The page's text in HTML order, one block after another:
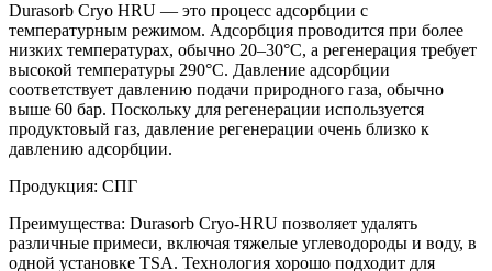
Durasorb Cryo HRU — это процесс адсорбции с
температурным режимом. Адсорбция проводится при более
низких температурах, обычно 20–30°C, а регенерация требует
высокой температуры 290°C. Давление адсорбции
соответствует давлению подачи природного газа, обычно
выше 60 бар. Поскольку для регенерации используется
продуктовый газ, давление регенерации очень близко к
давлению адсорбции.
Продукция: СПГ
Преимущества: Durasorb Cryo-HRU позволяет удалять
различные примеси, включая тяжелые углеводороды и воду, в
одной установке TSA. Технология хорошо подходит для